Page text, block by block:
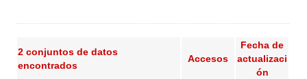
2 conjuntos de datos
encontrados
Accesos
Fecha de
actualizaci
ón